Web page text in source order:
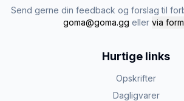
Send gerne din feedback og forslag til
goma@goma.gg eller via
Hurtige links
Opskrifter
Dagligvarer